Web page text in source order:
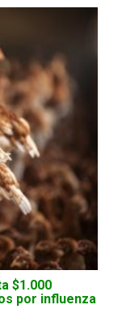
$1.000
por influenza